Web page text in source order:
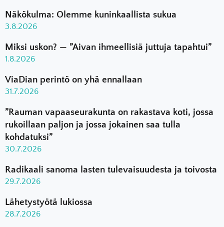
Näkökulma: Olemme kuninkaallista sukua
3.8.2026
Miksi uskon? — ”Aivan ihmeellisiä juttuja tapahtui”
1.8.2026
ViaDian perintö on yhä ennallaan
31.7.2026
”Rauman vapaaseurakunta on rakastava koti, jossa
rukoillaan paljon ja jossa jokainen saa tulla
kohdatuksi”
30.7.2026
Radikaali sanoma lasten tulevaisuudesta ja toivosta
29.7.2026
Lähetystyötä lukiossa
28.7.2026